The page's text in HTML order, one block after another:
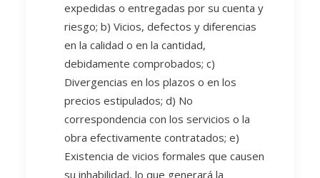
expedidas o entregadas por su cuenta y
riesgo; b) Vicios, defectos y diferencias
en la calidad o en la cantidad,
debidamente comprobados; c)
Divergencias en los plazos o en los
precios estipulados; d) No
correspondencia con los servicios o la
obra efectivamente contratados; e)
Existencia de vicios formales que causen
su inhabilidad, lo que generará la